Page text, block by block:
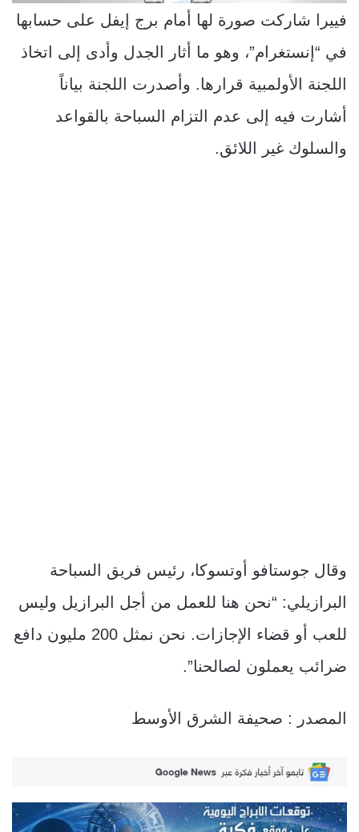
فييرا شاركت صورة لها أمام برج إيفل على حسابها
في “إنستغرام”، وهو ما أثار الجدل وأدى إلى اتخاذ
اللجنة الأولمبية قرارها. وأصدرت اللجنة بياناً
أشارت فيه إلى عدم التزام السباحة بالقواعد
والسلوك غير اللائق.
وقال جوستافو أوتسوكا، رئيس فريق السباحة
البرازيلي: “نحن هنا للعمل من أجل البرازيل وليس
للعب أو قضاء الإجازات. نحن نمثل 200 مليون دافع
ضرائب يعملون لصالحنا”.
المصدر : صحيفة الشرق الأوسط